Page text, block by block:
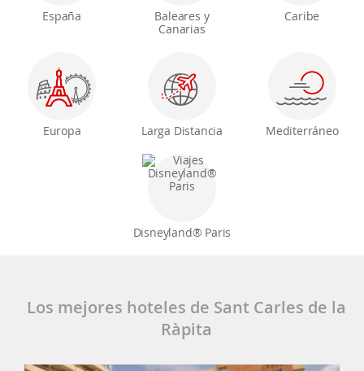
España
Baleares y
Canarias
Caribe
Europa Larga Distancia Mediterráneo
Disneyland® Paris
Los mejores hoteles de Sant Carles de la
Ràpita